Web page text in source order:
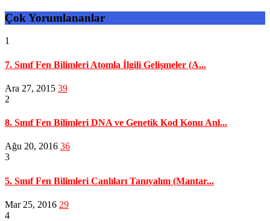
Çok Yorumlananlar
1
7. Sınıf Fen Bilimleri Atomla İlgili Gelişmeler (A...
Ara 27, 2015 39
2
8. Sınıf Fen Bilimleri DNA ve Genetik Kod Konu Anl...
Ağu 20, 2016 36
3
5. Sınıf Fen Bilimleri Canlıları Tanıyalım (Mantar...
Mar 25, 2016 29
4